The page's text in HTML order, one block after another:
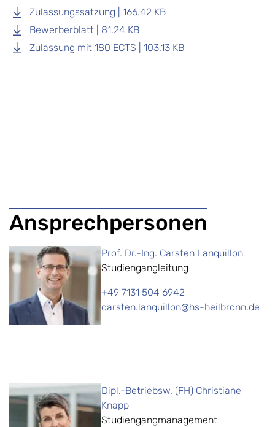
Zulassungssatzung | 166.42 KB
Bewerberblatt | 81.24 KB
Zulassung mit 180 ECTS | 103.13 KB
Ansprechpersonen
Prof. Dr.-Ing. Carsten Lanquillon
Studiengangleitung
+49 7131 504 6942
carsten.lanquillon@hs-heilbronn.de
Dipl.-Betriebsw. (FH) Christiane
Knapp
Studiengangmanagement